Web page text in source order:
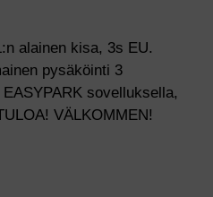
alainen kisa, 3s EU.
pysäköinti 3
sovelluksella,
VÄLKOMMEN!